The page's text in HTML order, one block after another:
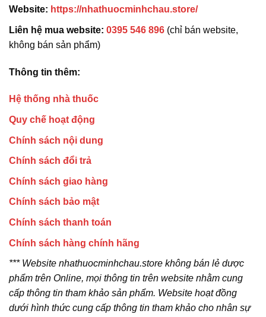
Website: https://nhathuocminhchau.store/
Liên hệ mua website: 0395 546 896 (chỉ bán website,
không bán sản phẩm)
Thông tin thêm:
Hệ thống nhà thuốc
Quy chế hoạt động
Chính sách nội dung
Chính sách đổi trả
Chính sách giao hàng
Chính sách bảo mật
Chính sách thanh toán
Chính sách hàng chính hãng
*** Website nhathuocminhchau.store không bán lẻ dược
phẩm trên Online, mọi thông tin trên website nhằm cung
cấp thông tin tham khảo sản phẩm. Website hoạt đồng
dưới hình thức cung cấp thông tin tham khảo cho nhân sự